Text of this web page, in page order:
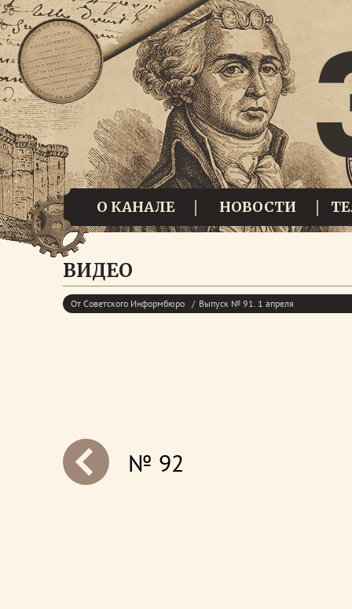
О КАНАЛЕ НОВОСТИ
ВИДЕО
От Советского Информбюро Выпуск № 91. 1 апреля
№ 92